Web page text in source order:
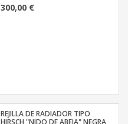
300,00 €
REJILLA DE RADIADOR TIPO
HIRSCH "NIDO DE ABEJA" NEGRA